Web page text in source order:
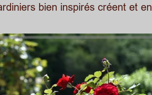
bien inspirés créent et